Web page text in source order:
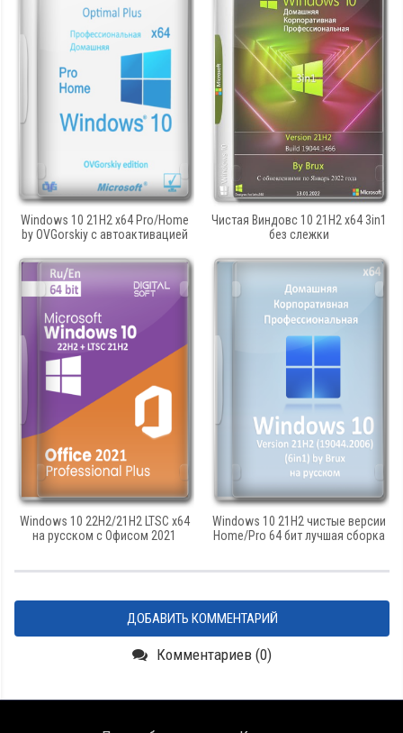
Windows 10 21H2 x64 Pro/Home
by OVGorskiy с автоактивацией
Чистая Виндовс 10 21H2 x64 3in1
без слежки
Windows 10 22H2/21H2 LTSC x64
на русском с Офисом 2021
Windows 10 21H2 чистые версии
Home/Pro 64 бит лучшая сборка
ДОБАВИТЬ КОММЕНТАРИЙ
Комментариев (0)